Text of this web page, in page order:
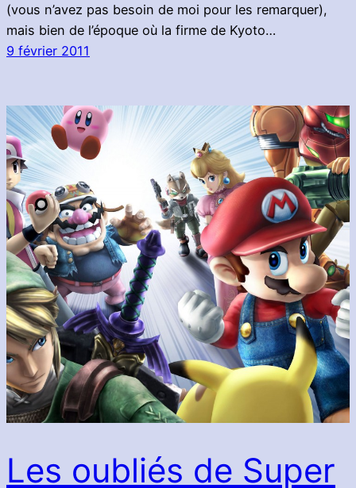
(vous n’avez pas besoin de moi pour les remarquer),
mais bien de l’époque où la firme de Kyoto…
9 février 2011
Les oubliés de Super